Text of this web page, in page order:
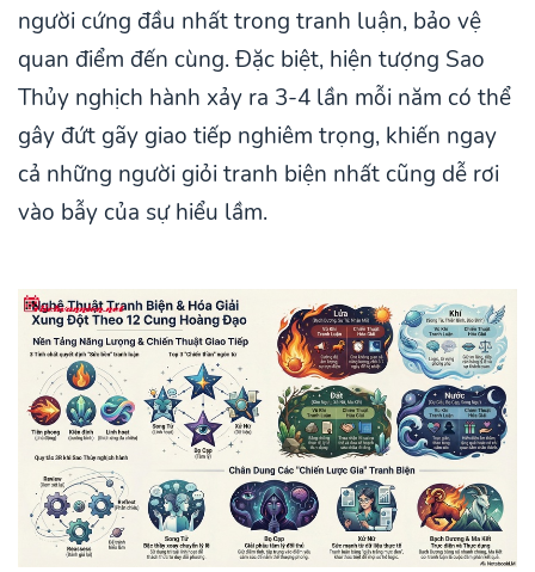
người cứng đầu nhất trong tranh luận, bảo vệ
quan điểm đến cùng. Đặc biệt, hiện tượng Sao
Thủy nghịch hành xảy ra 3-4 lần mỗi năm có thể
gây đứt gãy giao tiếp nghiêm trọng, khiến ngay
cả những người giỏi tranh biện nhất cũng dễ rơi
vào bẫy của sự hiểu lầm.